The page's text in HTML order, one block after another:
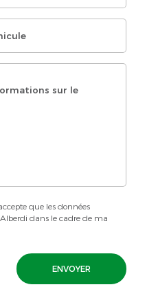
que les données
dans le cadre de ma
ENVOYER